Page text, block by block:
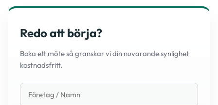
Redo att börja?
Boka ett möte så granskar vi din nuvarande synlighet
kostnadsfritt.